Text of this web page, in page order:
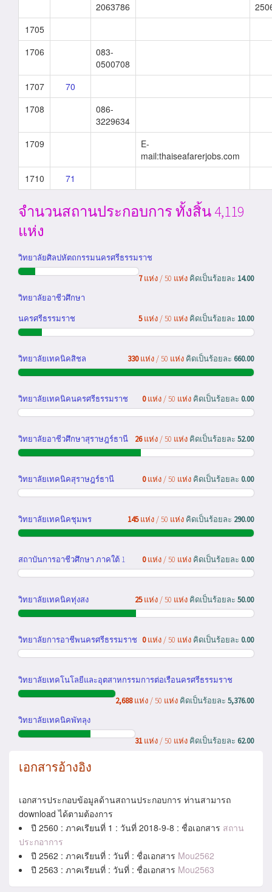
2063786
1705
1706
083-
0500708
1707
70
1708
086-
3229634
1709
E-
mail:thaiseafarerjobs.com
1710
71
จำนวนสถานประกอบการ ทั้งสิ้น 4,119
แห่ง
วิทยาลัยศิลปหัตถกรรมนครศรีธรรมราช
7แห่ง / 50 แห่ง คิดเป็นร้อยละ 14.00
วิทยาลัยอาชีวศึกษา
นครศรีธรรมราช
5แห่ง / 50 แห่ง คิดเป็นร้อยละ 10.00
วิทยาลัยเทคนิคสิชล 330แห่ง / 50 แห่ง คิดเป็นร้อยละ 660.00
วิทยาลัยเทคนิคนครศรีธรรมราช 0แห่ง / 50 แห่ง คิดเป็นร้อยละ 0.00
วิทยาลัยอาชีวศึกษาสุราษฎร์ธานี 26แห่ง / 50 แห่ง คิดเป็นร้อยละ 52.00
วิทยาลัยเทคนิคสุราษฎร์ธานี 0แห่ง / 50 แห่ง คิดเป็นร้อยละ 0.00
วิทยาลัยเทคนิคชุมพร 145แห่ง / 50 แห่ง คิดเป็นร้อยละ 290.00
สถาบันการอาชีวศึกษา ภาคใต้ 1 0แห่ง / 50 แห่ง คิดเป็นร้อยละ 0.00
วิทยาลัยเทคนิคทุ่งสง 25แห่ง / 50 แห่ง คิดเป็นร้อยละ 50.00
วิทยาลัยการอาชีพนครศรีธรรมราช 0แห่ง / 50 แห่ง คิดเป็นร้อยละ 0.00
วิทยาลัยเทคโนโลยีและอุตสาหกรรมการต่อเรือนครศรีธรรมราช
2,688แห่ง / 50 แห่ง คิดเป็นร้อยละ 5,376.00
วิทยาลัยเทคนิคพัทลุง
31แห่ง / 50 แห่ง คิดเป็นร้อยละ 62.00
เอกสารอ้างอิง
เอกสารประกอบข้อมูลด้านสถานประกอบการ ท่านสามารถ
download ได้ตามต้องการ
ปี 2560 : ภาคเรียนที่ 1 : วันที่ 2018-9-8 : ชื่อเอกสาร สถาน
ประกอาการ
ปี 2562 : ภาคเรียนที่ : วันที่ : ชื่อเอกสาร Mou2562
ปี 2563 : ภาคเรียนที่ : วันที่ : ชื่อเอกสาร Mou2563